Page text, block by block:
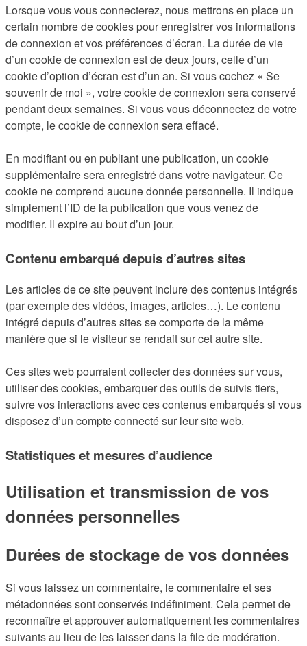
Lorsque vous vous connecterez, nous mettrons en place un
certain nombre de cookies pour enregistrer vos informations
de connexion et vos préférences d’écran. La durée de vie
d’un cookie de connexion est de deux jours, celle d’un
cookie d’option d’écran est d’un an. Si vous cochez « Se
souvenir de moi », votre cookie de connexion sera conservé
pendant deux semaines. Si vous vous déconnectez de votre
compte, le cookie de connexion sera effacé.
En modifiant ou en publiant une publication, un cookie
supplémentaire sera enregistré dans votre navigateur. Ce
cookie ne comprend aucune donnée personnelle. Il indique
simplement l’ID de la publication que vous venez de
modifier. Il expire au bout d’un jour.
Contenu embarqué depuis d’autres sites
Les articles de ce site peuvent inclure des contenus intégrés
(par exemple des vidéos, images, articles…). Le contenu
intégré depuis d’autres sites se comporte de la même
manière que si le visiteur se rendait sur cet autre site.
Ces sites web pourraient collecter des données sur vous,
utiliser des cookies, embarquer des outils de suivis tiers,
suivre vos interactions avec ces contenus embarqués si vous
disposez d’un compte connecté sur leur site web.
Statistiques et mesures d’audience
Utilisation et transmission de vos
données personnelles
Durées de stockage de vos données
Si vous laissez un commentaire, le commentaire et ses
métadonnées sont conservés indéfiniment. Cela permet de
reconnaître et approuver automatiquement les commentaires
suivants au lieu de les laisser dans la file de modération.